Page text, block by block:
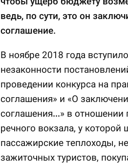
ведь, по сути, это он
соглашение.
В ноябре 2018 года
незаконности
проведении конкурса на
соглашения» и «О
соглашения…» в отношении
речного вокзала, у
пассажирские теплоходы,
зажиточных туристов,